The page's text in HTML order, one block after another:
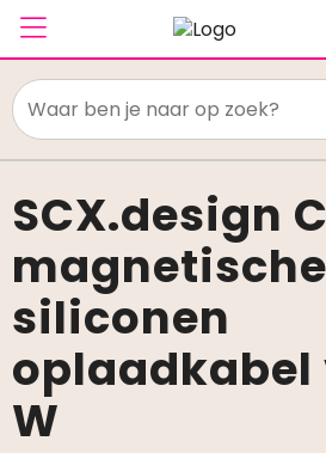
Textiel
Paraplu's
Caps & Beanies
Tassen
Drinkwaren
Schrijfwaren
SCX.design
magnetische
siliconen
oplaadkabel
W